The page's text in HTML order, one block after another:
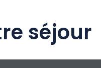
séjour